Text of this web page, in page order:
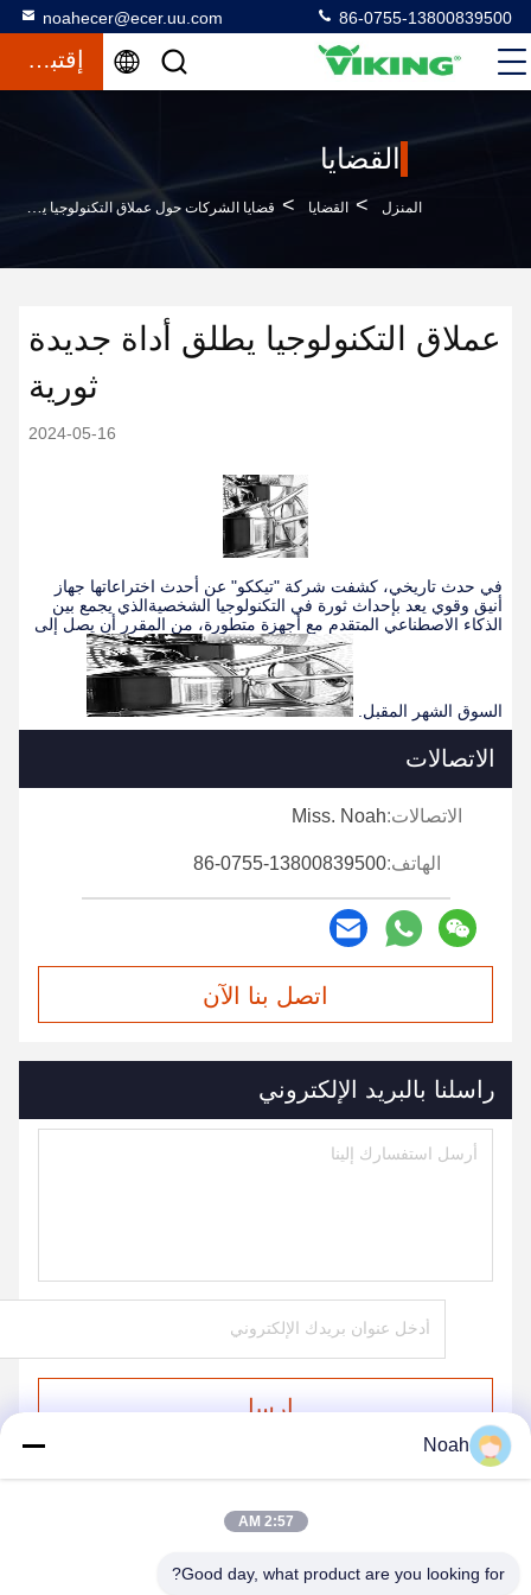
noahecer@ecer.uu.com 86-0755-13800839500
إقتباس
القضايا
المنزل > القضايا > قضايا الشركات حول عملاق التكنولوجيا يطلق أداة جديدة ثورية
عملاق التكنولوجيا يطلق أداة جديدة
ثورية
2024-05-16
في حدث تاريخي، كشفت شركة "تيككو" عن أحدث اختراعاتها جهاز
أنيق وقوي يعد بإحداث ثورة في التكنولوجيا الشخصيةالذي يجمع بين
الذكاء الاصطناعي المتقدم مع أجهزة متطورة، من المقرر أن يصل إلى
السوق الشهر المقبل.
الاتصالات
الاتصالات:Miss. Noah
الهاتف:86-0755-13800839500
اتصل بنا الآن
راسلنا بالبريد الإلكتروني
ارسل
Noah
2:57 AM
Good day, what product are you looking for?